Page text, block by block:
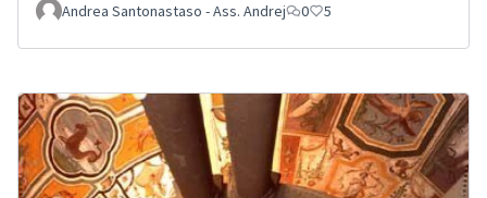
Andrea Santonastaso - Ass. Andrej
0 5